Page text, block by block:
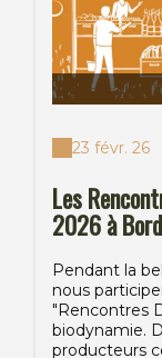
23 févr. 26
Les
2026 à
Pendant la
nous
"Rencontres
biodynamie.
producteurs